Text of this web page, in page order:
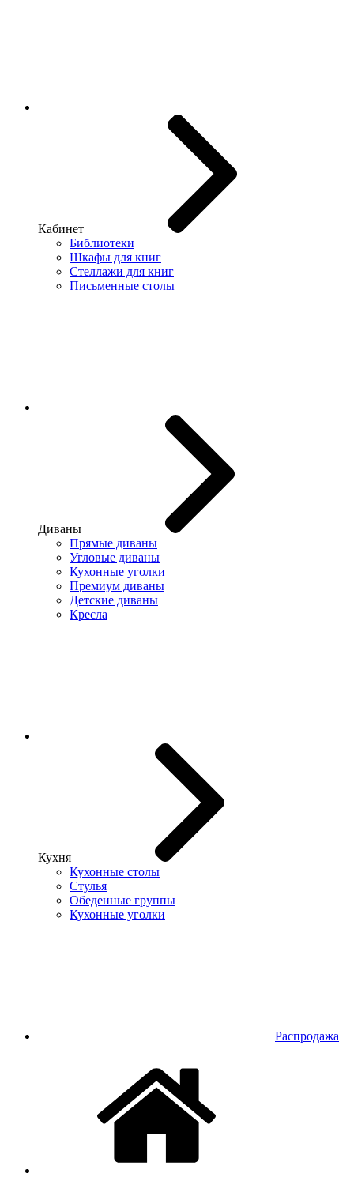
Кабинет
Библиотеки
Шкафы для книг
Стеллажи для книг
Письменные столы
Диваны
Прямые диваны
Угловые диваны
Кухонные уголки
Премиум диваны
Детские диваны
Кресла
Кухня
Кухонные столы
Стулья
Обеденные группы
Кухонные уголки
Распродажа